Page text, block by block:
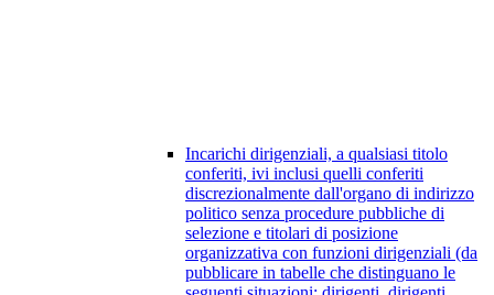
Incarichi dirigenziali, a qualsiasi titolo
conferiti, ivi inclusi quelli conferiti
discrezionalmente dall'organo di indirizzo
politico senza procedure pubbliche di
selezione e titolari di posizione
organizzativa con funzioni dirigenziali (da
pubblicare in tabelle che distinguano le